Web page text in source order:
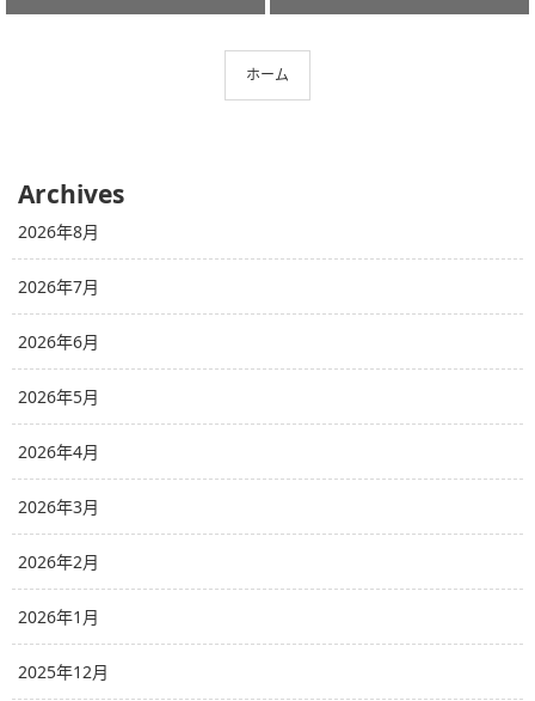
ホーム
Archives
2026年8月
2026年7月
2026年6月
2026年5月
2026年4月
2026年3月
2026年2月
2026年1月
2025年12月